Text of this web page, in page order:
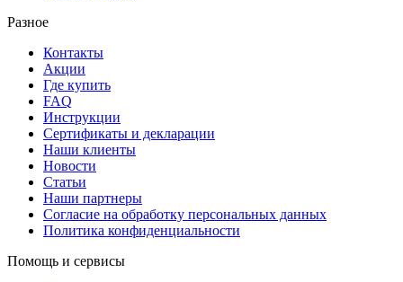
Разное
Контакты
Акции
Где купить
FAQ
Инструкции
Сертификаты и декларации
Наши клиенты
Новости
Статьи
Наши партнеры
Согласие на обработку персональных данных
Политика конфиденциальности
Помощь и сервисы